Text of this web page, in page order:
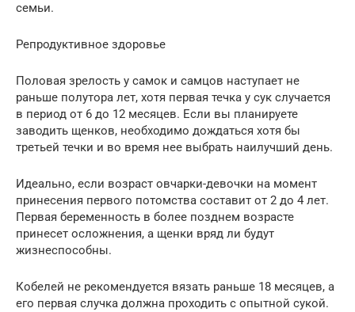
семьи.
Репродуктивное здоровье
Половая зрелость у самок и самцов наступает не
раньше полутора лет, хотя первая течка у сук случается
в период от 6 до 12 месяцев. Если вы планируете
заводить щенков, необходимо дождаться хотя бы
третьей течки и во время нее выбрать наилучший день.
Идеально, если возраст овчарки-девочки на момент
принесения первого потомства составит от 2 до 4 лет.
Первая беременность в более позднем возрасте
принесет осложнения, а щенки вряд ли будут
жизнеспособны.
Кобелей не рекомендуется вязать раньше 18 месяцев, а
его первая случка должна проходить с опытной сукой.